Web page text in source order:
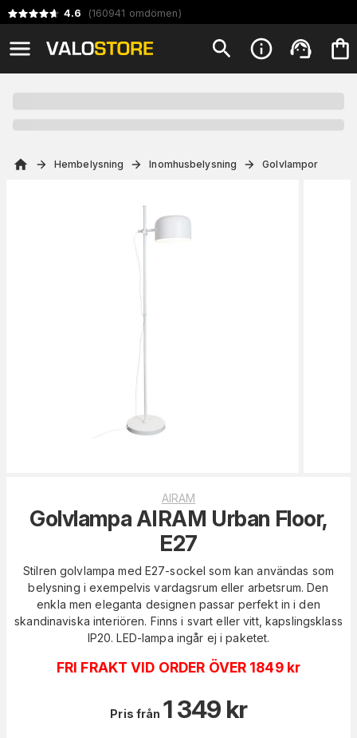
4.6 (160941 omdömen)
Hembelysning Inomhusbelysning Golvlampor
AIRAM
Golvlampa AIRAM Urban Floor,
E27
Stilren golvlampa med E27-sockel som kan användas som
belysning i exempelvis vardagsrum eller arbetsrum. Den
enkla men eleganta designen passar perfekt in i den
skandinaviska interiören. Finns i svart eller vitt, kapslingsklass
IP20. LED-lampa ingår ej i paketet.
FRI FRAKT VID ORDER ÖVER 1849 kr
Pris från 1 349 kr